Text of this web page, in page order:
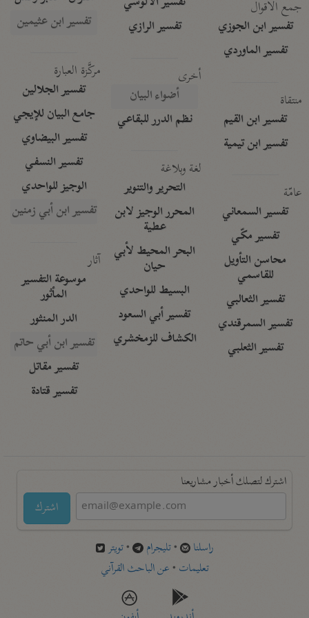
جمع الأقوال
تفسير ابن الجوزي
تفسير الماوردي
منتقاة
تفسير ابن القيم
تفسير ابن تيمية
عامّة
تفسير السمعاني
تفسير مكّي
محاسن التأويل
للقاسمي
تفسير الثعالبي
تفسير السمرقندي
تفسير الثعلبي
تفسير الرازي
أخرى
أضواء البيان
نظم الدرر للبقاعي
لغة وبلاغة
التحرير والتنوير
المحرر الوجيز لابن
عطية
البحر المحيط لأبي
حيان
البسيط للواحدي
تفسير أبي السعود
الكشاف للزمخشري
تفسير ابن عثيمين
مركَّزة العبارة
تفسير الجلالين
جامع البيان للإيجي
تفسير البيضاوي
تفسير النسفي
الوجيز للواحدي
تفسير ابن أبي زمنين
آثار
موسوعة التفسير
المأثور
الدر المنثور
تفسير ابن أبي حاتم
تفسير مقاتل
تفسير قتادة
اشترك لتصلك أخبار مشاريعنا
اشترك
راسلنا •تليجرام •تويتر
تعليمات •عن الباحث القرآني